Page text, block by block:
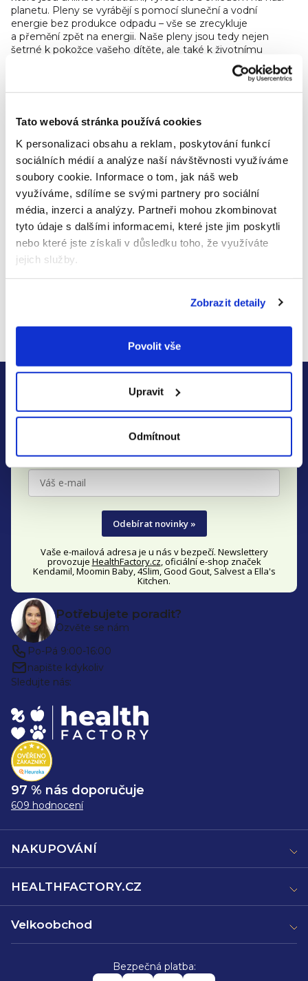
Tato webová stránka používá cookies
K personalizaci obsahu a reklam, poskytování funkcí
sociálních médií a analýze naší návštěvnosti využíváme
soubory cookie. Informace o tom, jak náš web
využíváme, sdílíme se svými partnery pro sociální
média, inzerci a analýzy. Partneři mohou zkombinovat
tyto údaje s dalšími informacemi, které jste jim poskytli
nebo které jste získali v důsledku toho, že využíváte
jejich služby.
Zobrazit detaily
Povolit vše
Upravit
Odmítnout
planetu. Pleny se vyrábějí s pomocí sluneční a vodní
energie bez produkce odpadu – vše se zrecykluje
a přemění zpět na energii. Naše pleny jsou tedy nejen
šetrné k pokožce vašeho dítěte, ale také k životnímu
komfort a kvalitu po celém světě.
Měníme jen jméno, ale zůstáváme těmi, kteří se starají
o pohodlí vašeho dítěte s pohádkovou láskou a péčí.Nové
jméno, stejné pohádkové pohodlí– Muumi Baby je teď
Moomin Baby!
Předchozí článek
Další článek
t
Zjistěte včas všechny akce
a slevy
Přihlaste se k našemu newsletteru a neunikne Vám nic o
Gout,Salvest Põnn, Ella's Kitchen a 4Slim.
Odebírat novinky »
Vaše e-mailová adresa je u nás v bezpečí. Newslettery
provozuje HealthFactory.cz, oficiálníe-shop značek
Kendamil, Moomin Baby, 4Slim, Good Gout, Salvest a Ella's
Kitchen.
Potřebujete poradit?
Ozvěte se nám
Po-Pá 9:00-16:00
napište kdykoliv
Sledujte nás:
97 % nás doporučuje
609 hodnocení
NAKUPOVÁNÍ
HEALTHFACTORY.CZ
Velkoobchod
Bezpečná platba: